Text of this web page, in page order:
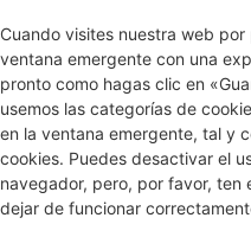
Cuando visites nuestra web
ventana emergente con una
pronto como hagas clic en
usemos las categorías de
en la ventana emergente, tal y
cookies. Puedes desactivar el
navegador, pero, por favor,
dejar de funcionar